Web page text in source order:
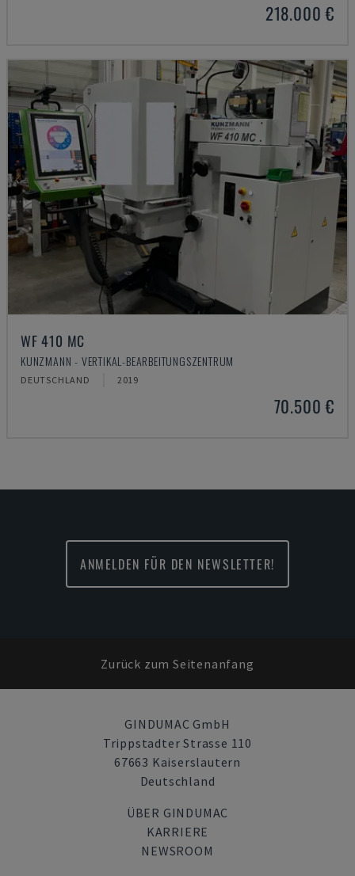
218.000 €
WF 410 MC
KUNZMANN - VERTIKAL-BEARBEITUNGSZENTRUM
DEUTSCHLAND 2019
70.500 €
ANMELDEN FÜR DEN NEWSLETTER!
Zurück zum Seitenanfang
GINDUMAC GmbH
Trippstadter Strasse 110
67663 Kaiserslautern
Deutschland
ÜBER GINDUMAC
KARRIERE
NEWSROOM